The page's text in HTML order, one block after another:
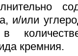
и/или
в
кремния.